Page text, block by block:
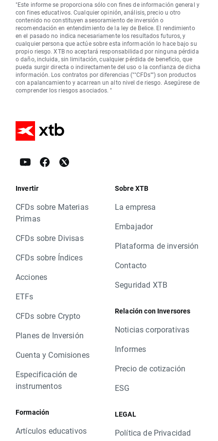
"Este informe se proporciona sólo con fines de información general y
con fines educativos. Cualquier opinión, análisis, precio u otro
contenido no constituyen asesoramiento de inversión o
recomendación en entendimiento de la ley de Belice. El rendimiento
en el pasado no indica necesariamente los resultados futuros, y
cualquier persona que actúe sobre esta información lo hace bajo su
propio riesgo. XTB no aceptará responsabilidad por ninguna pérdida
o daño, incluida, sin limitación, cualquier pérdida de beneficio, que
pueda surgir directa o indirectamente del uso o la confianza de dicha
información. Los contratos por diferencias (""CFDs"") son productos
con apalancamiento y acarrean un alto nivel de riesgo. Asegúrese de
comprender los riesgos asociados. "
Invertir
CFDs sobre Materias
Primas
CFDs sobre Divisas
CFDs sobre Índices
Acciones
ETFs
CFDs sobre Crypto
Planes de Inversión
Cuenta y Comisiones
Especificación de
instrumentos
Formación
Artículos educativos
Sobre XTB
La empresa
Embajador
Plataforma de inversión
Contacto
Seguridad XTB
Relación con Inversores
Noticias corporativas
Informes
Precio de cotización
ESG
LEGAL
Política de Privacidad